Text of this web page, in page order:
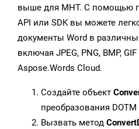
выше для MHT. С помощью
API или SDK вы можете
документы Word в
включая JPEG, PNG, BMP,
Aspose.Words Cloud.
Создайте объект
преобразования
Вызвать метод